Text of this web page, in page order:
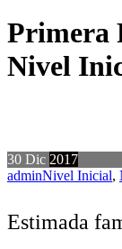
Primera
Nivel
30 Dic 2017
adminNivel Inicial,
Estimada